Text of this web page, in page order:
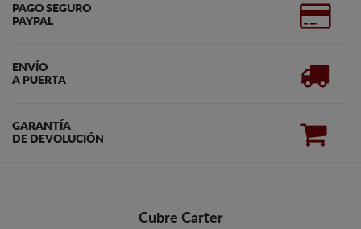
PAGO SEGURO
PAYPAL
ENVÍO
A PUERTA
GARANTÍA
DE DEVOLUCIÓN
Cubre Carter